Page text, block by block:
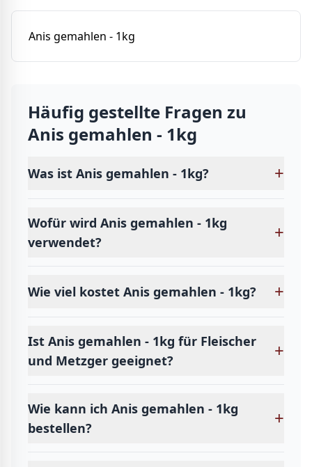
Anis gemahlen - 1kg
Häufig gestellte Fragen zu
Anis gemahlen - 1kg
Was ist Anis gemahlen - 1kg? +
Wofür wird Anis gemahlen - 1kg
verwendet?
+
Wie viel kostet Anis gemahlen - 1kg? +
Ist Anis gemahlen - 1kg für Fleischer
und Metzger geeignet?
+
Wie kann ich Anis gemahlen - 1kg
bestellen?
+